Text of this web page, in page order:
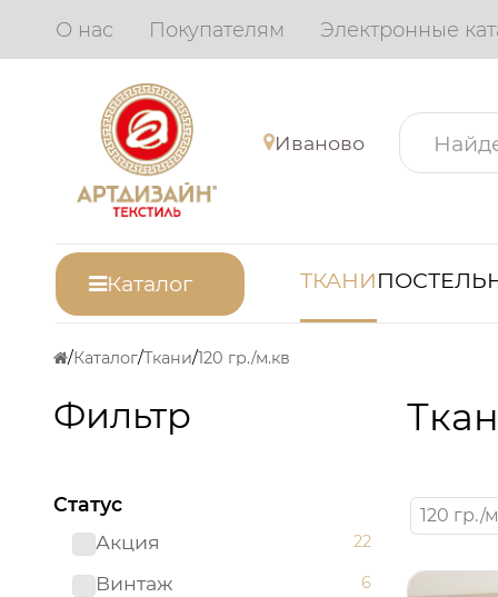
О нас Покупателям Электронные
Иваново
Каталог ТКАНИ
Каталог Ткани 120 гр./м.кв
Фильтр
Статус
Акция
22
Винтаж 6
120 гр./